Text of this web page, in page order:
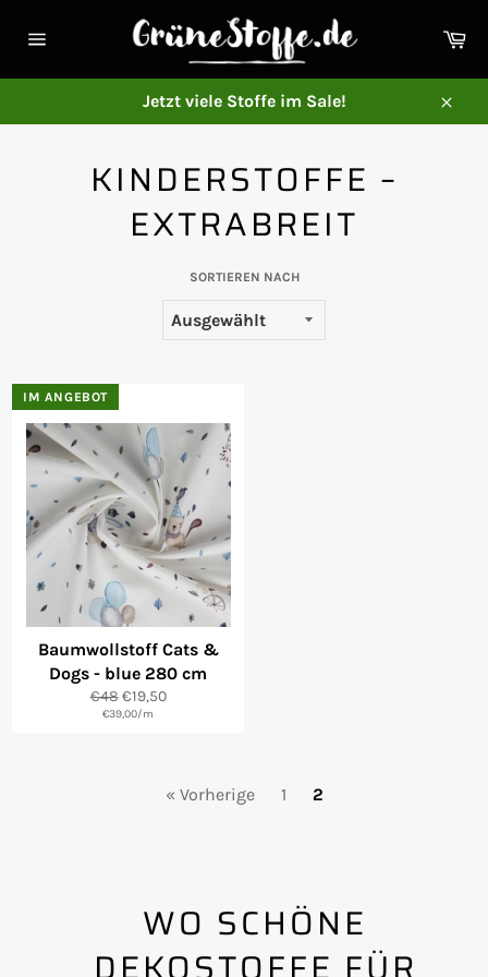
zum
Jetzt viele Stoffe im Sale!
KINDERSTOFFE –
EXTRABREIT
SORTIEREN NACH
Baumwollstoff Cats &
Dogs - blue 280 cm
Normaler
Preis
€48 Sonderpreis
€19,50
€39,00/m
IM ANGEBOT
« Vorherige 1 2
WO SCHÖNE